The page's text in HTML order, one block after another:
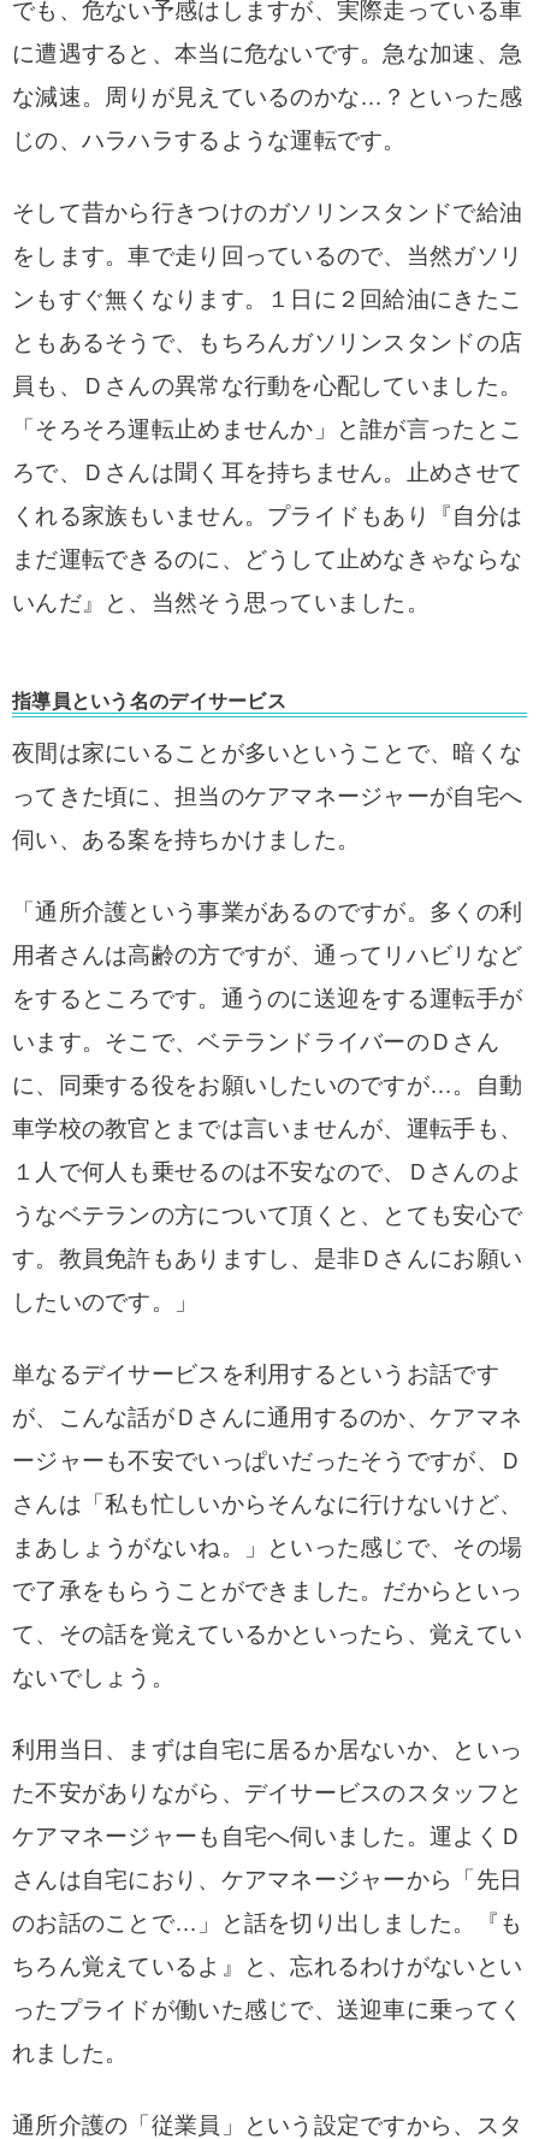
でも、危ない予感はしますが、実際走っている車
に遭遇すると、本当に危ないです。急な加速、急
な減速。周りが見えているのかな…？といった感
じの、ハラハラするような運転です。
そして昔から行きつけのガソリンスタンドで給油
をします。車で走り回っているので、当然ガソリ
ンもすぐ無くなります。１日に２回給油にきたこ
ともあるそうで、もちろんガソリンスタンドの店
員も、Ｄさんの異常な行動を心配していました。
「そろそろ運転止めませんか」と誰が言ったとこ
ろで、Ｄさんは聞く耳を持ちません。止めさせて
くれる家族もいません。プライドもあり『自分は
まだ運転できるのに、どうして止めなきゃならな
いんだ』と、当然そう思っていました。
指導員という名のデイサービス
夜間は家にいることが多いということで、暗くな
ってきた頃に、担当のケアマネージャーが自宅へ
伺い、ある案を持ちかけました。
「通所介護という事業があるのですが。多くの利
用者さんは高齢の方ですが、通ってリハビリなど
をするところです。通うのに送迎をする運転手が
います。そこで、ベテランドライバーのＤさん
に、同乗する役をお願いしたいのですが…。自動
車学校の教官とまでは言いませんが、運転手も、
１人で何人も乗せるのは不安なので、Ｄさんのよ
うなベテランの方について頂くと、とても安心で
す。教員免許もありますし、是非Ｄさんにお願い
したいのです。」
単なるデイサービスを利用するというお話です
が、こんな話がＤさんに通用するのか、ケアマネ
ージャーも不安でいっぱいだったそうですが、Ｄ
さんは「私も忙しいからそんなに行けないけど、
まあしょうがないね。」といった感じで、その場
で了承をもらうことができました。だからといっ
て、その話を覚えているかといったら、覚えてい
ないでしょう。
利用当日、まずは自宅に居るか居ないか、といっ
た不安がありながら、デイサービスのスタッフと
ケアマネージャーも自宅へ伺いました。運よくＤ
さんは自宅におり、ケアマネージャーから「先日
のお話のことで…」と話を切り出しました。『も
ちろん覚えているよ』と、忘れるわけがないとい
ったプライドが働いた感じで、送迎車に乗ってく
れました。
通所介護の「従業員」という設定ですから、スタ